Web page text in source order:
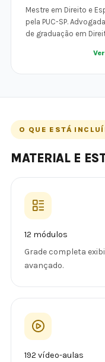
Mestre em Direito e
pela PUC-SP.
de graduação em
O QUE ESTÁ
MATERIAL E
12 módulos
Grade completa
avançado.
192 vídeo-aulas